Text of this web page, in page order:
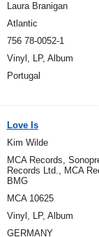
Laura Branigan
Atlantic
756 78-0052-1
Vinyl, LP, Album
Portugal
Love Is
Kim Wilde
MCA Records,
Records Ltd., MCA
BMG
MCA 10625
Vinyl, LP, Album
GERMANY